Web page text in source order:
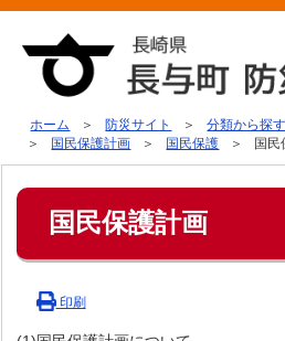
ホーム 防災サイト 分類から探
国民保護計画
国民保護 国民
国民保護計画
印刷